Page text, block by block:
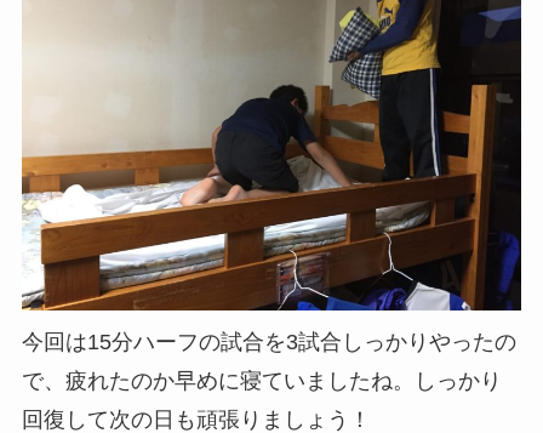
今回は15分ハーフの試合を3試合しっかりやったの
で、疲れたのか早めに寝ていましたね。しっかり
回復して次の日も頑張りましょう！